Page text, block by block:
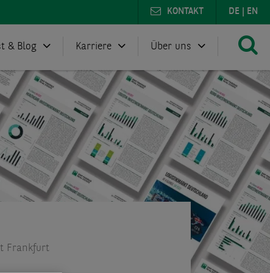
DE EN
KONTAKT
& Blog Karriere Über uns
Frankfurt